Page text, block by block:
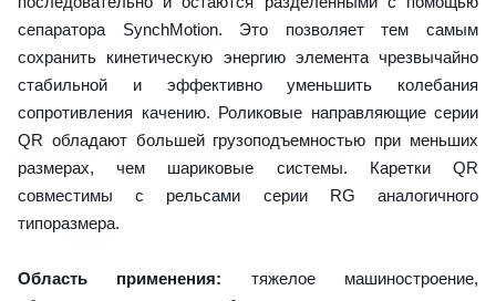
сепаратора SynchMotion. Это позволяет тем самым
сохранить кинетическую энергию элемента чрезвычайно
стабильной и эффективно уменьшить колебания
сопротивления качению. Роликовые направляющие серии
QR обладают большей грузоподъемностью при меньших
размерах, чем шариковые системы. Каретки QR
совместимы с рельсами серии RG аналогичного
типоразмера.
Область применения: тяжелое машиностроение,